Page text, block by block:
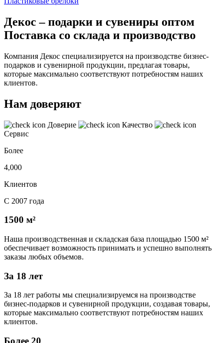
Декос – подарки и сувениры оптом
Поставка со склада и производство
Компания Декос специализируется на производстве бизнес-
подарков и сувенирной продукции, предлагая товары,
которые максимально соответствуют потребностям наших
клиентов.
Нам доверяют
Доверие
Качество
Сервис
Более
4,000
Клиентов
С 2007 года
1500 м²
Наша производственная и складская база площадью 1500 м²
обеспечивает возможность принимать и успешно выполнять
заказы любых объемов.
За 18 лет
За 18 лет работы мы специализируемся на производстве
бизнес-подарков и сувенирной продукции, создавая товары,
которые максимально соответствуют потребностям наших
клиентов.
Более 20